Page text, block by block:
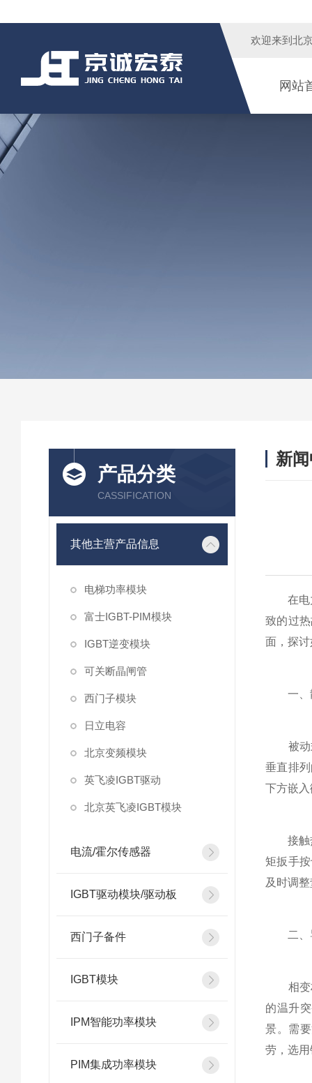
欢迎来到 北
网站
产品分类
CASSIFICATION
其他主营产品信息
电梯功率模块
富士IGBT-PIM模块
IGBT逆变模块
可关断晶闸管
西门子模块
日立电容
北京变频模块
英飞凌IGBT驱动
北京英飞凌IGBT模块
电流/霍尔传感器
IGBT驱动模块/驱动板
西门子备件
IGBT模块
IPM智能功率模块
PIM集成功率模块
新
在电力
致的过
面，探
一、散
被动式
垂直排
下方嵌
接触热
矩扳手
及时调
二、导
相变材
的温升
景。需
劳，选